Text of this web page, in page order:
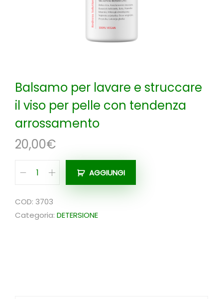
Balsamo per lavare e struccare
il viso per pelle con tendenza
arrossamento
20,00€
B
l
s
AGGIUNGI
COD: 3703
Categoria: DETERSIONE